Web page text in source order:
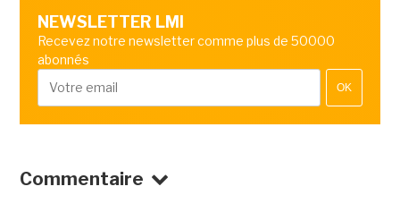
NEWSLETTER LMI
Recevez notre newsletter comme plus de 50000
abonnés
OK
Commentaire